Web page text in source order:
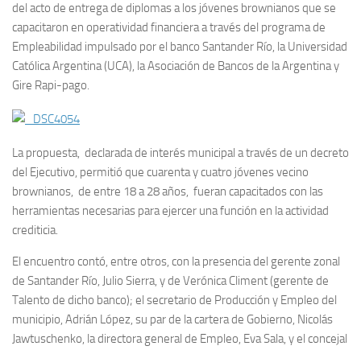
del acto de entrega de diplomas a los jóvenes brownianos que se
capacitaron en operatividad financiera a través del programa de
Empleabilidad impulsado por el banco Santander Río, la Universidad
Católica Argentina (UCA), la Asociación de Bancos de la Argentina y
Gire Rapi-pago.
La propuesta, declarada de interés municipal a través de un decreto
del Ejecutivo, permitió que cuarenta y cuatro jóvenes vecino
brownianos, de entre 18 a 28 años, fueran capacitados con las
herramientas necesarias para ejercer una función en la actividad
crediticia.
El encuentro contó, entre otros, con la presencia del gerente zonal
de Santander Río, Julio Sierra, y de Verónica Climent (gerente de
Talento de dicho banco); el secretario de Producción y Empleo del
municipio, Adrián López, su par de la cartera de Gobierno, Nicolás
Jawtuschenko, la directora general de Empleo, Eva Sala, y el concejal